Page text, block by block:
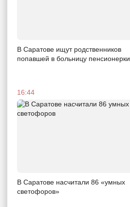
В Саратове ищут родственников
попавшей в больницу пенсионерки
16:44
В Саратове насчитали 86 «умных
светофоров»